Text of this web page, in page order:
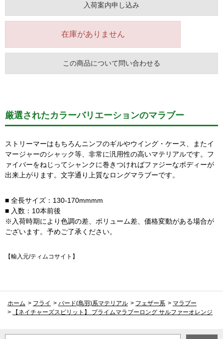
入荷案内申し込み
在庫がありません
この商品について問い合わせる
厳選されたカラーバリエーションのマラブー
ストリーマーはもちろんニンフのギルやウイング・ケース、またイ
マージャーのシャック等、非常に汎用性の高いマテリアルです。フ
ァイバーをねじってシャンクに巻きつければファジーなボディーが
出来上がります。文字通り上質なロングマラブーです。
■ 全長サイズ：130-170mmmm
■ 入数：10本前後
※入荷時期により色調の差、ボリューム差、価格変動がある場合が
ございます。予めご了承ください。
【輸入元/ティムコサイト】
ホーム > フライ > バード(鳥羽)系マテリアル > フェザー系 > マラブー
>
【ネイチャーズスピリット】 プライムマラブーロング サルファーオレンジ